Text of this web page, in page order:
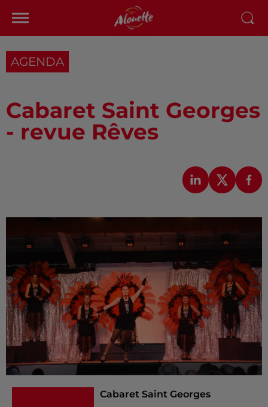
AGENDA
Cabaret Saint Georges
- revue Rêves
Cabaret Saint Georges